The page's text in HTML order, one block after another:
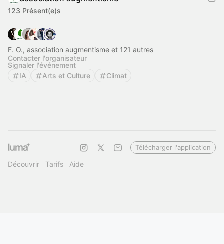
123 Présent(e)s
F. O., association augmentisme et 121 autres
Contacter l'organisateur
Signaler l'événement
IA
Arts et Culture Climat
Découvrir Tarifs Aide
Télécharger l'application